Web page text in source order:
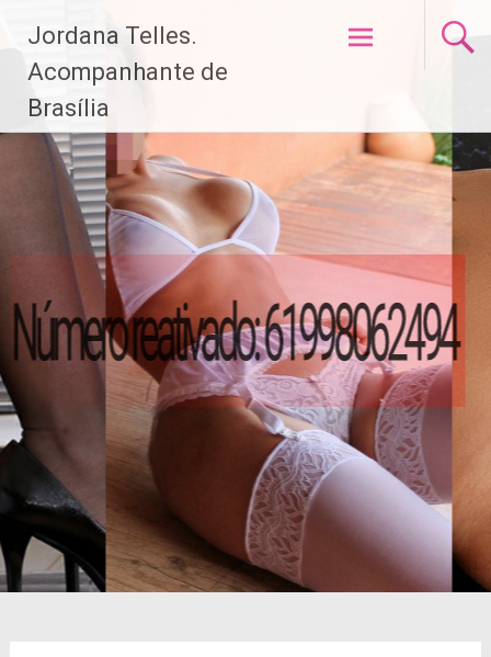
paraJordana Telles.
Acompanhante de
Brasília